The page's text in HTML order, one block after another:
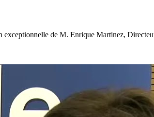
de M. Enrique Martinez,